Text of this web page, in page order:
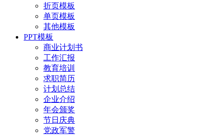
折页模板
单页模板
其他模板
PPT模板
商业计划书
工作汇报
教育培训
求职简历
计划总结
企业介绍
年会颁奖
节日庆典
党政军警